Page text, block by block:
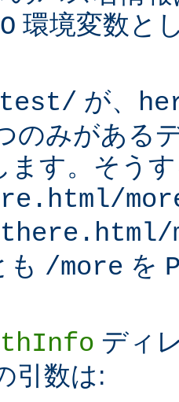
環境変数と
が、
のみがある
ます。そう
も /more を
ディ
引数は: